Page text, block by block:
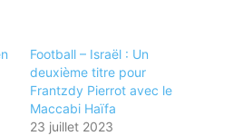
Football – Israël : Un
deuxième titre pour
Frantzdy Pierrot avec le
Maccabi Haïfa
23 juillet 2023